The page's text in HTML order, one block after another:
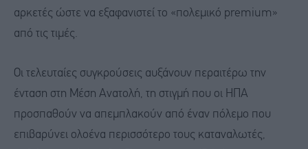
αρκετές ώστε να εξαφανιστεί το «πολεμικό premium»
από τις τιμές.
Οι τελευταίες συγκρούσεις αυξάνουν περαιτέρω την
ένταση στη Μέση Ανατολή, τη στιγμή που οι ΗΠΑ
προσπαθούν να απεμπλακούν από έναν πόλεμο που
επιβαρύνει ολοένα περισσότερο τους καταναλωτές,